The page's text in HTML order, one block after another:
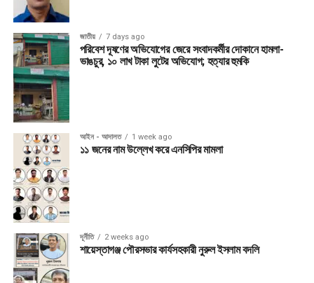
জাতীয় 7 days ago
পরিবেশ দূষণের অভিযোগের জেরে সংবাদকর্মীর দোকানে হামলা-
ভাঙচুর, ১০ লাখ টাকা লুটের অভিযোগ; হত্যার হুমকি
আইন - আদালত 1 week ago
১১ জনের নাম উল্লেখ করে এনসিপির মামলা
দূর্নীতি 2 weeks ago
শায়েস্তাগঞ্জ পৌরসভার কার্যসহকারী নুরুল ইসলাম বদলি